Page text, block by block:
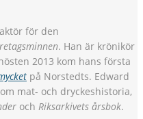
för den
. Han är krönikör
2013 kom hans första
på Norstedts. Edward
mat- och dryckeshistoria,
och Riksarkivets årsbok.